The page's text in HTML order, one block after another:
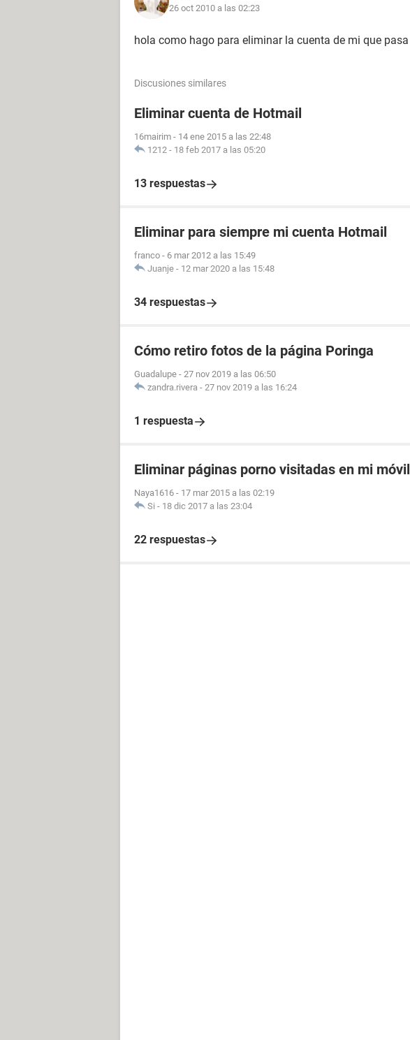
26 oct 2010 a las 02:23
hola como hago para eliminar la cuenta de mi que pasa
Discusiones similares
Eliminar cuenta de Hotmail
16mairim - 14 ene 2015 a las 22:48
1212 - 18 feb 2017 a las 05:20
13 respuestas
Eliminar para siempre mi cuenta Hotmail
franco - 6 mar 2012 a las 15:49
Juanje - 12 mar 2020 a las 15:48
34 respuestas
Cómo retiro fotos de la página Poringa
Guadalupe - 27 nov 2019 a las 06:50
zandra.rivera - 27 nov 2019 a las 16:24
1 respuesta
Eliminar páginas porno visitadas en mi móvil
Naya1616 - 17 mar 2015 a las 02:19
Si - 18 dic 2017 a las 23:04
22 respuestas